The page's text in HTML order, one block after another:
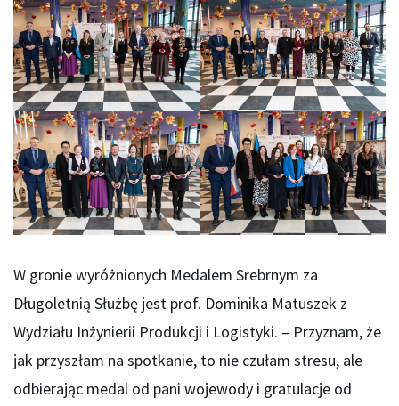
W gronie wyróżnionych Medalem Srebrnym za
Długoletnią Służbę jest prof. Dominika Matuszek z
Wydziału Inżynierii Produkcji i Logistyki. – Przyznam, że
jak przyszłam na spotkanie, to nie czułam stresu, ale
odbierając medal od pani wojewody i gratulacje od